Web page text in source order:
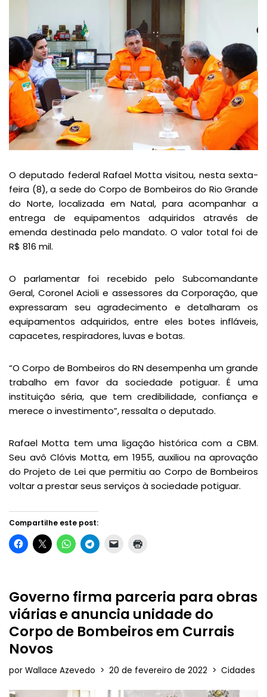
O deputado federal Rafael Motta visitou, nesta sexta-
feira (8), a sede do Corpo de Bombeiros do Rio Grande
do Norte, localizada em Natal, para acompanhar a
entrega de equipamentos adquiridos através de
emenda destinada pelo mandato. O valor total foi de
R$ 816 mil.
O parlamentar foi recebido pelo Subcomandante
Geral, Coronel Acioli e assessores da Corporação, que
expressaram seu agradecimento e detalharam os
equipamentos adquiridos, entre eles botes infláveis,
capacetes, respiradores, luvas e botas.
“O Corpo de Bombeiros do RN desempenha um grande
trabalho em favor da sociedade potiguar. É uma
instituição séria, que tem credibilidade, confiança e
merece o investimento”, ressalta o deputado.
Rafael Motta tem uma ligação histórica com a CBM.
Seu avô Clóvis Motta, em 1955, auxiliou na aprovação
do Projeto de Lei que permitiu ao Corpo de Bombeiros
voltar a prestar seus serviços à sociedade potiguar.
Compartilhe este post:
Governo firma parceria para obras
viárias e anuncia unidade do
Corpo de Bombeiros em Currais
Novos
por Wallace Azevedo 20 de fevereiro de 2022 Cidades